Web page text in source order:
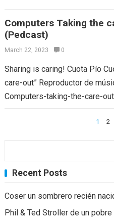
Computers Taking the
(Pedcast)
March 22, 2023 0
Sharing is caring! Cuota Pío
care-out” Reproductor de
Computers-taking-the-care-
doctors today have such
1 2
Recent Posts
Coser un sombrero recién
Phil & Ted Stroller de un pobre